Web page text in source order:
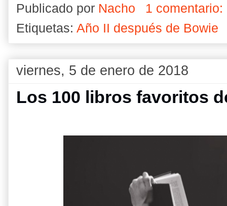
Publicado por Nacho
1 comentario:
Etiquetas: Año II después de Bowie
viernes, 5 de enero de 2018
Los 100 libros favoritos